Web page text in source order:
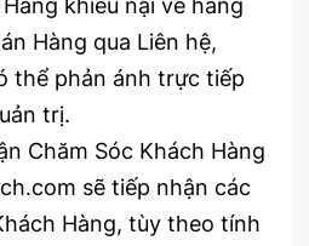
khiếu nại về hàng
Hàng qua Liên hệ,
thể phản ánh trực tiếp
trị.
Chăm Sóc Khách Hàng
sẽ tiếp nhận các
Hàng, tùy theo tính